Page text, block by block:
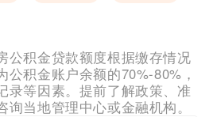
公积金贷款额度根据缴存情况
公积金账户余额的70%-80%，
录等因素。提前了解政策、准
当地管理中心或金融机构。